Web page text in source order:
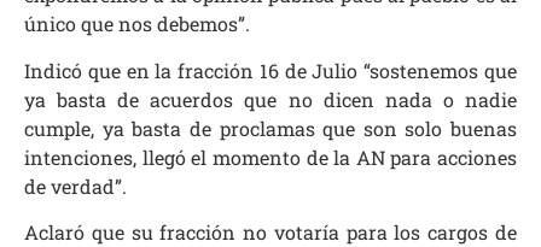
único que nos debemos”.
Indicó que en la fracción 16 de Julio “sostenemos que
ya basta de acuerdos que no dicen nada o nadie
cumple, ya basta de proclamas que son solo buenas
intenciones, llegó el momento de la AN para acciones
de verdad”.
Aclaró que su fracción no votaría para los cargos de